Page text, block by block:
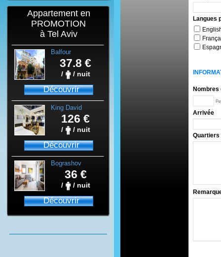
Appartement en
PROMOTION
à Tel Aviv
Balfour
Residence
37.8 €
/ / nuit
Découvrir
King David
Rental126 €
/ / nuit
Découvrir
Bograshov
Beach36 €
/ / nuit
Découvrir
Langues
Nombres
Arrivée
Quartiers